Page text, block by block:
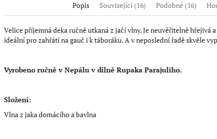
Popis Související (16) Podobné (16)
Velice příjemná deka ručně utkaná z jačí vlny. Je neuvěřitelně hřejivá
ideální pro zahřátí na gauč i k táboráku. A v neposlední řadě skvěle
Vyrobeno ručně v Nepálu v dílně Rupaka Parajuliho.
Složení:
Vlna z jaka domácího a bavlna